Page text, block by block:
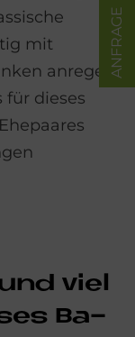
mit
anregen,
für dieses
viel
Ba­
ANFRAGE